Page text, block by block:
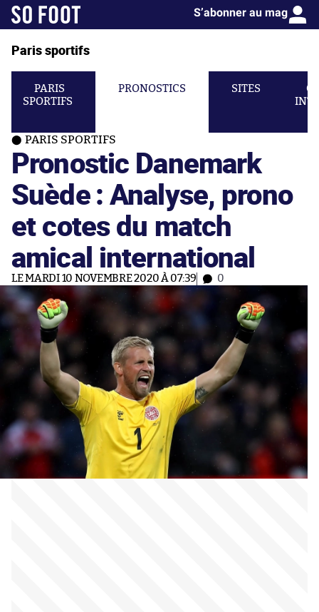
S’abonner au mag
Paris sportifs
PARIS
SPORTIFS
PRONOSTICS SITES
PARIS SPORTIFS
Pronostic Danemark
Suède : Analyse, prono
et cotes du match
amical international
LE MARDI 10 NOVEMBRE 2020 À 07:39 0